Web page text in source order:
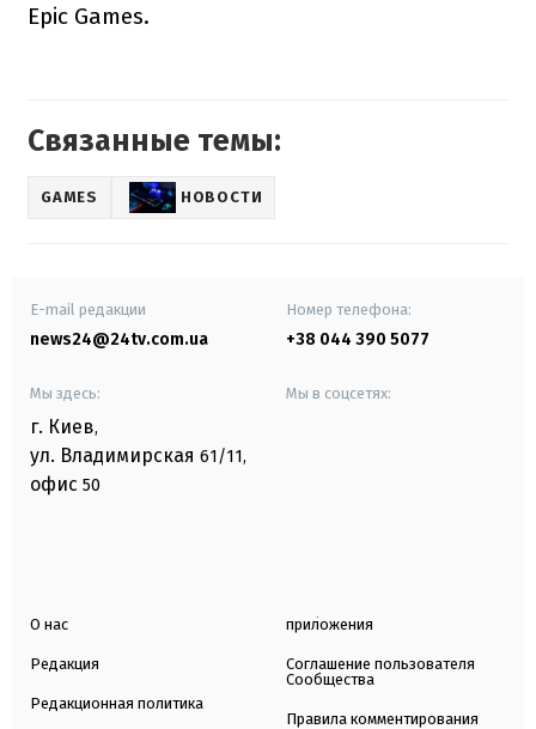
Epic Games.
Связанные темы:
GAMES НОВОСТИ
E-mail редакции
news24@24tv.com.ua
Номер телефона:
+38 044 390 5077
Мы здесь:
г. Киев,
ул. Владимирская 61/11,
офис 50
Мы в соцсетях:
О нас
Редакция
Редакционная политика
приложения
Соглашение пользователя
Сообщества
Правила комментирования